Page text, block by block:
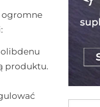
ogromne
produktu.